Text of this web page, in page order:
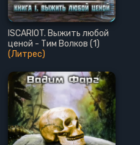
ISCARIOT. Выжить любой
ценой - Тим Волков (1)
(Литрес)